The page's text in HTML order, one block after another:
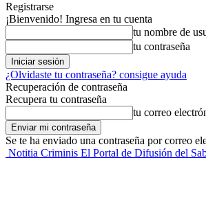
Registrarse
¡Bienvenido! Ingresa en tu cuenta
tu nombre de
tu contraseña
¿Olvidaste tu contraseña? consigue ayuda
Recuperación de contraseña
Recupera tu contraseña
tu correo
Se te ha enviado una contraseña por correo
Notitia Criminis El Portal de Difusión del